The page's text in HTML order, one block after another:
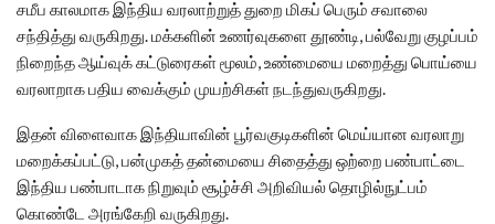
சமீப காலமாக இந்திய வரலாற்றுத் துறை மிகப் பெரும் சவாலை
சந்தித்து வருகிறது. மக்களின் உணர்வுகளை தூண்டி, பல்வேறு குழப்பம்
நிறைந்த ஆய்வுக் கட்டுரைகள் மூலம், உண்மையை மறைத்து பொய்யை
வரலாறாக பதிய வைக்கும் முயற்சிகள் நடந்துவருகிறது.
இதன் விளைவாக இந்தியாவின் பூர்வகுடிகளின் மெய்யான வரலாறு
மறைக்கப்பட்டு, பன்முகத் தன்மையை சிதைத்து ஒற்றை பண்பாட்டை
இந்திய பண்பாடாக நிறுவும் சூழ்ச்சி அறிவியல் தொழில்நுட்பம்
கொண்டே அரங்கேறி வருகிறது.